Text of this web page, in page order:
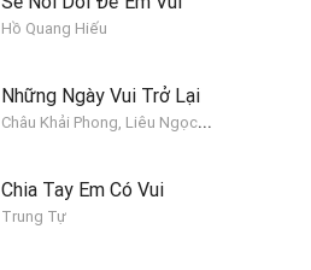
Hồ Quang Hiếu
Những Ngày Vui Trở Lại
C
hâu Khải Phong, Liêu Ngọc Lan
Chia Tay Em Có Vui
Trung Tự